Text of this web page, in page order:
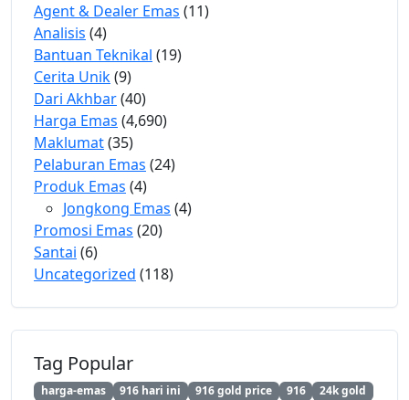
Agent & Dealer Emas (11)
Analisis (4)
Bantuan Teknikal (19)
Cerita Unik(9)
Dari Akhbar(40)
Harga Emas (4,690)
Maklumat(35)
Pelaburan Emas (24)
Produk Emas (4)
Jongkong Emas (4)
Promosi Emas (20)
Santai (6)
Uncategorized (118)
Tag Popular
harga-emas 916 hari ini 916 gold price 916
24k gold